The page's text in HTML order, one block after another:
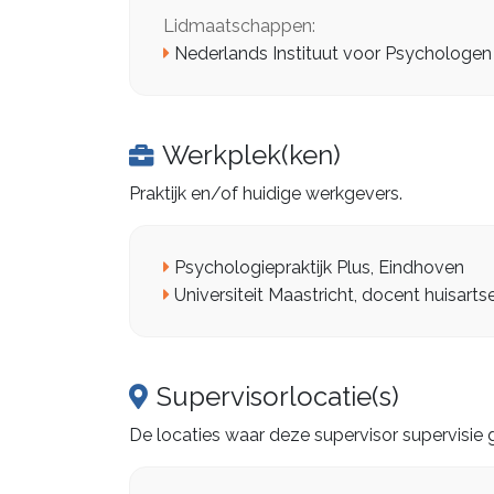
Lidmaatschappen:
Nederlands Instituut voor Psychologen
Werkplek(ken)
Praktijk en/of huidige werkgevers.
Psychologiepraktijk Plus, Eindhoven
Universiteit Maastricht, docent
Supervisorlocatie(s)
De locaties waar deze supervisor supervisie